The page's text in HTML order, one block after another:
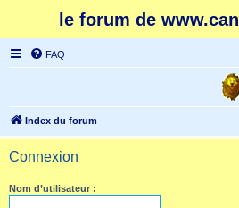
le forum de
FAQ
Index du forum
Connexion
Nom d’utilisateur :